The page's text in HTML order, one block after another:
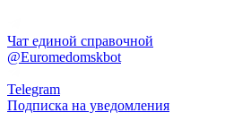
Чат единой справочной
@Euromedomskbot
Telegram
Подписка на уведомления